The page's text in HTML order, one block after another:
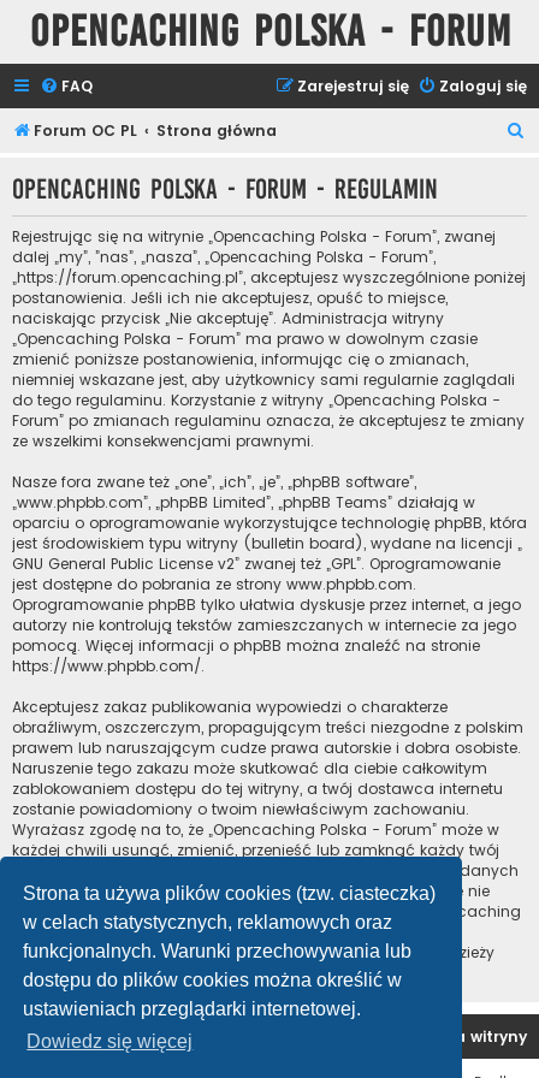
Strona ta używa plików cookies (tzw. ciasteczka)
w celach statystycznych, reklamowych oraz
funkcjonalnych. Warunki przechowywania lub
dostępu do plików cookies można określić w
ustawieniach przeglądarki internetowej.
Dowiedz się więcej
Opencaching Polska - Forum
FAQ Zaloguj się
Zarejestruj się
Forum OC PL Strona główna
k
Opencaching Polska - Forum - Regulamin
Rejestrując się na witrynie „Opencaching Polska - Forum”, zwanej
dalej „my”, ”nas”, „nasza”, „Opencaching Polska - Forum”,
„https://forum.opencaching.pl”, akceptujesz wyszczególnione poniżej
postanowienia. Jeśli ich nie akceptujesz, opuść to miejsce,
naciskając przycisk „Nie akceptuję”. Administracja witryny
„Opencaching Polska - Forum” ma prawo w dowolnym czasie
zmienić poniższe postanowienia, informując cię o zmianach,
niemniej wskazane jest, aby użytkownicy sami regularnie zaglądali
do tego regulaminu. Korzystanie z witryny „Opencaching Polska -
Forum” po zmianach regulaminu oznacza, że akceptujesz te zmiany
ze wszelkimi konsekwencjami prawnymi.
Nasze fora zwane też „one”, „ich”, „je”, „phpBB software”,
„www.phpbb.com”, „phpBB Limited”, „phpBB Teams” działają w
oparciu o oprogramowanie wykorzystujące technologię phpBB, która
jest środowiskiem typu witryny (bulletin board), wydane na licencji „
GNU General Public License v2” zwanej też „GPL”. Oprogramowanie
jest dostępne do pobrania ze strony www.phpbb.com.
Oprogramowanie phpBB tylko ułatwia dyskusje przez internet, a jego
autorzy nie kontrolują tekstów zamieszczanych w internecie za jego
pomocą. Więcej informacji o phpBB można znaleźć na stronie
https://www.phpbb.com/.
Akceptujesz zakaz publikowania wypowiedzi o charakterze
obraźliwym, oszczerczym, propagującym treści niezgodne z polskim
prawem lub naruszającym cudze prawa autorskie i dobra osobiste.
Naruszenie tego zakazu może skutkować dla ciebie całkowitym
zablokowaniem dostępu do tej witryny, a twój dostawca internetu
zostanie powiadomiony o twoim niewłaściwym zachowaniu.
Wyrażasz zgodę na to, że „Opencaching Polska - Forum” może w
każdej chwili usunąć, zmienić, przenieść lub zamknąć każdy twój
temat, post. Wyrażasz zgodę na zapisywanie wszystkich podanych
przez ciebie informacji w naszej bazie danych. Informacje te nie
będą przekazywane nikomu bez twojej zgody, ale ani „Opencaching
Polska - Forum”, ani phpBB nie ponosi odpowiedzialności za
włamania do witryny, podczas których może dojść do kradzieży
danych.
Forum OC PL Strona główna Usuń ciasteczka witryny